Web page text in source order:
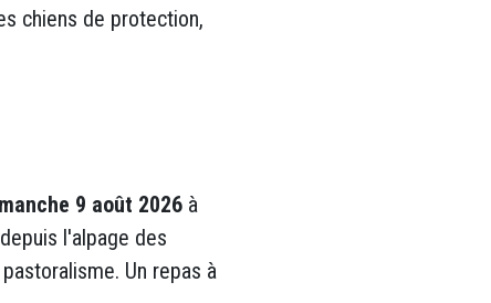
chiens de protection,
9 août 2026 à
l'alpage des
Un repas à